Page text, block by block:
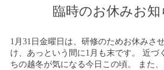
臨時のお休みお
1月31日金曜日は、研修のためお休みさ
け、あっという間に1月も末です。 近づ
ちの越冬が気になる今日この頃。 また